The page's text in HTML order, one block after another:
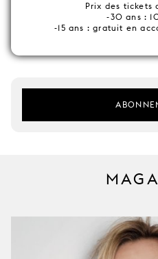
Prix des tickets
-30 ans :
-15 ans : gratuit en